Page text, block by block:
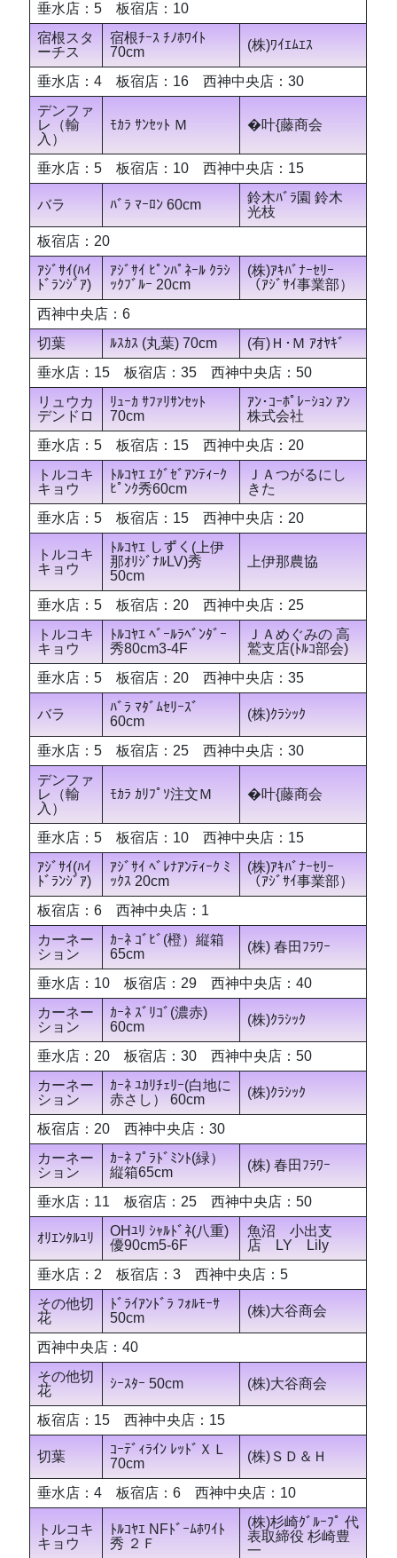
垂水店：5 板宿店：10
宿根スタ
ーチス
宿根ﾁｰｽ ﾁﾉﾎﾜｲﾄ
70cm
(株)ﾜｲｴﾑｴｽ
垂水店：4 板宿店：16 西神中央店：30
デンファ
レ（輸
入）
ﾓｶﾗ ｻﾝｾｯﾄ Ｍ �叶{藤商会
垂水店：5 板宿店：10 西神中央店：15
バラ ﾊﾞﾗ ﾏｰﾛﾝ 60cm
鈴木ﾊﾞﾗ園 鈴木
光枝
板宿店：20
ｱｼﾞｻｲ(ﾊｲ
ﾄﾞﾗﾝｼﾞｱ)
ｱｼﾞｻｲ ﾋﾟﾝﾊﾟﾈｰﾙ ｸﾗｼ
ｯｸﾌﾞﾙｰ 20cm
(株)ｱｷﾊﾞﾅｰｾﾘｰ
（ｱｼﾞｻｲ事業部）
西神中央店：6
切葉
ﾙｽｶｽ (丸葉) 70cm
(有)Ｈ･Ｍ ｱｵﾔｷﾞ
垂水店：15 板宿店：35 西神中央店：50
リュウカ
デンドロ
ﾘｭｰｶ ｻﾌｧﾘｻﾝｾｯﾄ
70cm
ｱﾝ･ｺｰﾎﾟﾚｰｼｮﾝ ｱﾝ
株式会社
垂水店：5 板宿店：15 西神中央店：20
トルコキ
キョウ
ﾄﾙｺﾔｴ ｴｸﾞｾﾞｱﾝﾃｨｰｸ
ﾋﾟﾝｸ秀60cm
ＪＡつがるにし
きた
垂水店：5 板宿店：15 西神中央店：20
トルコキ
キョウ
ﾄﾙｺﾔｴ しずく(上伊
那ｵﾘｼﾞﾅﾙLV)秀
50cm
上伊那農協
垂水店：5 板宿店：20 西神中央店：25
トルコキ
キョウ
ﾄﾙｺﾔｴ ﾍﾞｰﾙﾗﾍﾞﾝﾀﾞｰ
秀80cm3-4F
ＪＡめぐみの 高
鷲支店(ﾄﾙｺ部会)
垂水店：5 板宿店：20 西神中央店：35
バラ
ﾊﾞﾗ ﾏﾀﾞﾑｾﾘｰｽﾞ
60cm
(株)ｸﾗｼｯｸ
垂水店：5 板宿店：25 西神中央店：30
デンファ
レ（輸
入）
ﾓｶﾗ ｶﾘﾌﾟｿ注文Ｍ �叶{藤商会
垂水店：5 板宿店：10 西神中央店：15
ｱｼﾞｻｲ(ﾊｲ
ﾄﾞﾗﾝｼﾞｱ)
ｱｼﾞｻｲ ﾍﾞﾚﾅｱﾝﾃｨｰｸ ﾐ
ｯｸｽ 20cm
(株)ｱｷﾊﾞﾅｰｾﾘｰ
（ｱｼﾞｻｲ事業部）
板宿店：6 西神中央店：1
カーネー
ション
ｶｰﾈ ｺﾞﾋﾞ(橙）縦箱
65cm
(株) 春田ﾌﾗﾜｰ
垂水店：10 板宿店：29 西神中央店：40
カーネー
ション
ｶｰﾈ ｽﾞﾘｺﾞ(濃赤)
60cm
(株)ｸﾗｼｯｸ
垂水店：20 板宿店：30 西神中央店：50
カーネー
ション
ｶｰﾈ ﾕｶﾘﾁｪﾘｰ(白地に
赤さし） 60cm
(株)ｸﾗｼｯｸ
板宿店：20 西神中央店：30
カーネー
ション
ｶｰﾈ ﾌﾟﾗﾄﾞﾐﾝﾄ(緑）
縦箱65cm
(株) 春田ﾌﾗﾜｰ
垂水店：11 板宿店：25 西神中央店：50
ｵﾘｴﾝﾀﾙﾕﾘ
OHﾕﾘ ｼｬﾙﾄﾞﾈ(八重)
優90cm5-6F
魚沼 小出支
店 LY Lily
垂水店：2 板宿店：3 西神中央店：5
その他切
花
ﾄﾞﾗｲｱﾝﾄﾞﾗ ﾌｫﾙﾓｰｻ
50cm
(株)大谷商会
西神中央店：40
その他切
花
ｼｰｽﾀｰ 50cm (株)大谷商会
板宿店：15 西神中央店：15
切葉
ｺｰﾃﾞｨﾗｲﾝ ﾚｯﾄﾞＸＬ
70cm
(株)ＳＤ＆Ｈ
垂水店：4 板宿店：6 西神中央店：10
トルコキ
キョウ
ﾄﾙｺﾔｴ NFﾄﾞｰﾑﾎﾜｲﾄ
秀 ２Ｆ
(株)杉崎ｸﾞﾙｰﾌﾟ 代
表取締役 杉崎豊
一